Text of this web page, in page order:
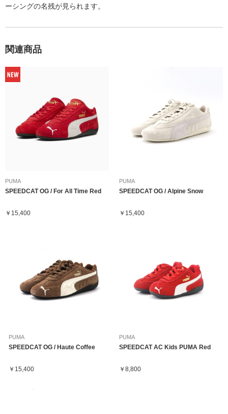
ーシングの名残が見られます。
関連商品
PUMA
SPEEDCAT OG / For All Time Red
￥15,400
PUMA
SPEEDCAT OG / Alpine Snow
￥15,400
PUMA
SPEEDCAT OG / Haute Coffee
￥15,400
PUMA
SPEEDCAT AC Kids PUMA Red
￥8,800